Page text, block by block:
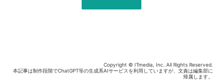
Copyright © ITmedia, Inc. All Rights Reserved.
本記事は制作段階でChatGPT等の生成系AIサービスを利用していますが、文責は編集部に
帰属します。